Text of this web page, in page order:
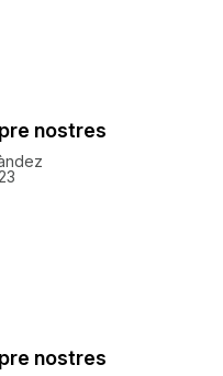
nostres
nostres